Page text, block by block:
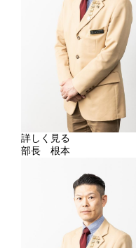
詳しく見る
部長 根本